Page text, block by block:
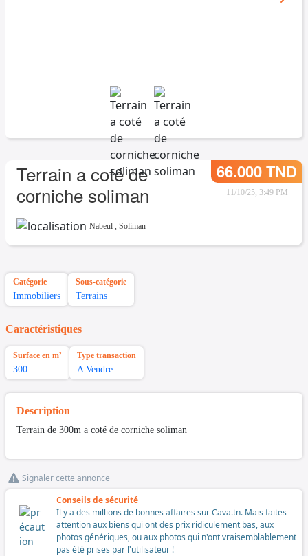
Terrain a coté de
corniche soliman
66.000 TND
11/10/25, 3:49 PM
Nabeul , Soliman
Catégorie
Immobiliers
Sous-catégorie
Terrains
Caractéristiques
Surface en m²
300
Type transaction
A Vendre
Description
Terrain de 300m a coté de corniche soliman
Signaler cette annonce
Conseils de sécurité
Il y a des millions de bonnes affaires sur Cava.tn. Mais faites
attention aux biens qui ont des prix ridiculement bas, aux
photos génériques, ou aux photos qui n'ont vraisemblablement
pas été prises par l'utilisateur !